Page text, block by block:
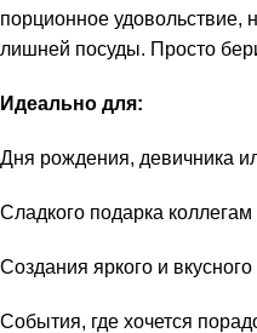
порционное удовольствие,
лишней посуды. Просто
Идеально для:
Дня рождения, девичника
Сладкого подарка
Создания яркого и
События, где хочется